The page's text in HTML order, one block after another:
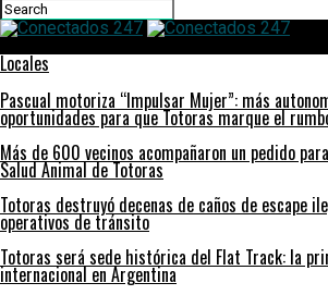
Locales
Pascual motoriza “Impulsar Mujer”: más
oportunidades para que Totoras marque el
Más de 600 vecinos acompañaron un pedido
Salud Animal de Totoras
Totoras destruyó decenas de caños de escape
operativos de tránsito
Totoras será sede histórica del Flat Track: la
internacional en Argentina